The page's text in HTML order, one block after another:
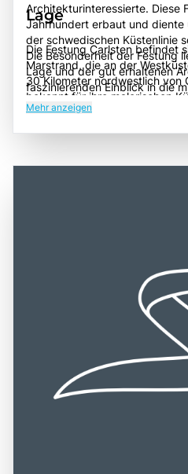
Architekturinteressierte. Diese
Jahrhundert erbaut und
der schwedischen Küstenlinie
Die Besonderheit der Festung
Lage und der gut erhaltenen
faszinierenden Einblick in die
Schwedens bietet. Besucher
Ausblicke auf das Meer
Region erfahren. Die Festung
Lage
Die Festung Carlsten befindet
Marstrand, die an der
30 Kilometer nordwestlich von
bekannt für ihre malerischen
historischen Gebäude, und die
Mehr anzeigen